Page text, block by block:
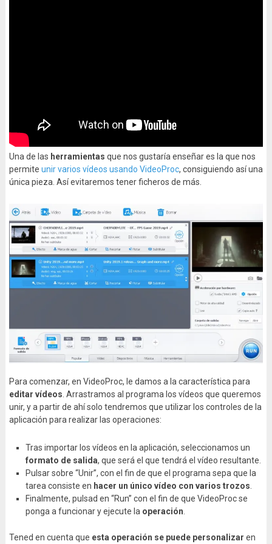
Una de las herramientas que nos gustaría enseñar es la que nos
permite unir varios vídeos usando VideoProc, consiguiendo así una
única pieza. Así evitaremos tener ficheros de más.
Para comenzar, en VideoProc, le damos a la característica para
editar vídeos . Arrastramos al programa los vídeos que queremos
unir, y a partir de ahí solo tendremos que utilizar los controles de la
aplicación para realizar las operaciones:
Tras importar los vídeos en la aplicación, seleccionamos un
formato de salida, que será el que tendrá el vídeo resultante.
Pulsar sobre “Unir”, con el fin de que el programa sepa que la
tarea consiste en hacer un único vídeo con varios trozos
Finalmente, pulsad en “Run” con el fin de que VideoProc se
ponga a funcionar y ejecute la operación
Tened en cuenta que esta operación se puede personalizar en